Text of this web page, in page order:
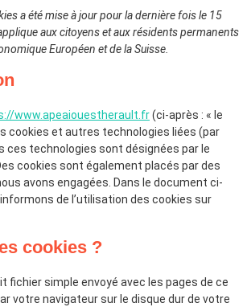
a été mise à jour pour la dernière fois le 15
aux citoyens et aux résidents permanents
Européen et de la Suisse.
www.apeaiouestherault.fr(ci-après : « le
cookies et autres technologies liées (par
ces technologies sont désignées par le
cookies sont également placés par des
avons engagées. Dans le document ci-
de l’utilisation des cookies sur
cookies ?
fichier simple envoyé avec les pages de ce
votre navigateur sur le disque dur de votre